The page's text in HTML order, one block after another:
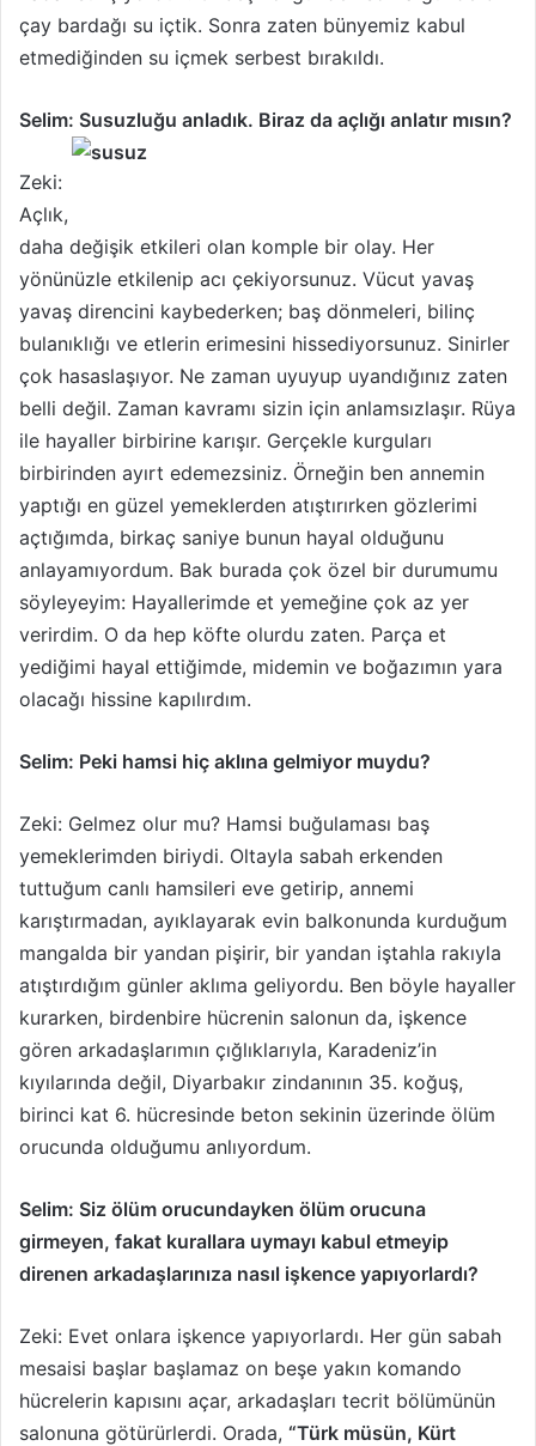
çay bardağı su içtik. Sonra zaten bünyemiz kabul
etmediğinden su içmek serbest bırakıldı.
Selim: Susuzluğu anladık. Biraz da açlığı anlatır mısın?
Zeki:
Açlık,
daha değişik etkileri olan komple bir olay. Her
yönünüzle etkilenip acı çekiyorsunuz. Vücut yavaş
yavaş direncini kaybederken; baş dönmeleri, bilinç
bulanıklığı ve etlerin erimesini hissediyorsunuz. Sinirler
çok hasaslaşıyor. Ne zaman uyuyup uyandığınız zaten
belli değil. Zaman kavramı sizin için anlamsızlaşır. Rüya
ile hayaller birbirine karışır. Gerçekle kurguları
birbirinden ayırt edemezsiniz. Örneğin ben annemin
yaptığı en güzel yemeklerden atıştırırken gözlerimi
açtığımda, birkaç saniye bunun hayal olduğunu
anlayamıyordum. Bak burada çok özel bir durumumu
söyleyeyim: Hayallerimde et yemeğine çok az yer
verirdim. O da hep köfte olurdu zaten. Parça et
yediğimi hayal ettiğimde, midemin ve boğazımın yara
olacağı hissine kapılırdım.
Selim: Peki hamsi hiç aklına gelmiyor muydu?
Zeki: Gelmez olur mu? Hamsi buğulaması baş
yemeklerimden biriydi. Oltayla sabah erkenden
tuttuğum canlı hamsileri eve getirip, annemi
karıştırmadan, ayıklayarak evin balkonunda kurduğum
mangalda bir yandan pişirir, bir yandan iştahla rakıyla
atıştırdığım günler aklıma geliyordu. Ben böyle hayaller
kurarken, birdenbire hücrenin salonun da, işkence
gören arkadaşlarımın çığlıklarıyla, Karadeniz’in
kıyılarında değil, Diyarbakır zindanının 35. koğuş,
birinci kat 6. hücresinde beton sekinin üzerinde ölüm
orucunda olduğumu anlıyordum.
Selim: Siz ölüm orucundayken ölüm orucuna
girmeyen, fakat kurallara uymayı kabul etmeyip
direnen arkadaşlarınıza nasıl işkence yapıyorlardı?
Zeki: Evet onlara işkence yapıyorlardı. Her gün sabah
mesaisi başlar başlamaz on beşe yakın komando
hücrelerin kapısını açar, arkadaşları tecrit bölümünün
salonuna götürürlerdi. Orada, “Türk müsün, Kürt